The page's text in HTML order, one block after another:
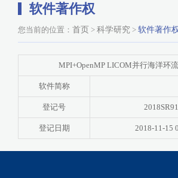
软件著作权
您当前的位置： 首页 > 科学研究 > 软件著作
MPI+OpenMP LICOM并行海洋环
软件简称
登记号
登记日期 2018-11-15